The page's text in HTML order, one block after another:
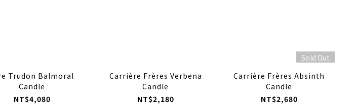
Trudon Balmoral
Candle
NT$4,080
Carrière Frères Verbena
Candle
NT$2,180
Sold Out
Carrière Frères Absinth
Candle
NT$2,680